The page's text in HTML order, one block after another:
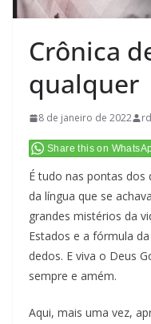
Crônica
qualquer
8 de janeiro de 2022
Share this on
É tudo nas pontas dos
da língua que se
grandes mistérios da
Estados e a fórmula
dedos. E viva o Deus
sempre e amém.
Aqui, mais uma vez,